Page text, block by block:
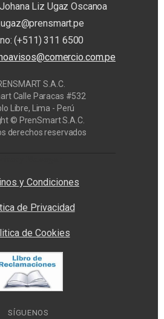
Liz Ugaz Oscanoa
(+511) 311 6500
S.A.C.
Calle Paracas #532
Libre, Lima - Perú
© PrenSmart S.A.C.
derechos reservados
y Condiciones
de Privacidad
de Cookies
SÍGUENOS